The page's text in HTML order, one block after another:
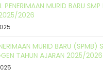
PENERIMAAN MURID BARU SMP
2026
MURID BARU (SPMB)
TAHUN AJARAN 2025/2026